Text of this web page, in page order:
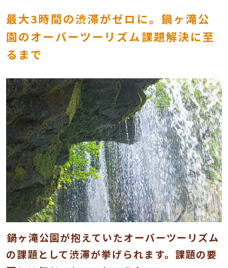
最大3時間の渋滞がゼロに。鍋ヶ滝公
園のオーバーツーリズム課題解決に至
るまで
――鍋ヶ滝公園が抱えていたオーバーツーリズム
の課題として渋滞が挙げられます。課題の要